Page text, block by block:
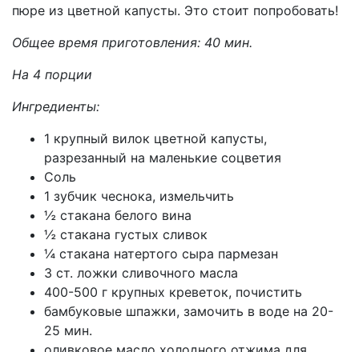
пюре из цветной капусты. Это стоит попробовать!
Общее время приготовления: 40 мин.
На 4 порции
Ингредиенты:
1 крупный вилок цветной капусты,
разрезанный на маленькие соцветия
Соль
1 зубчик чеснока, измельчить
½ стакана белого вина
½ стакана густых сливок
¼ стакана натертого сыра пармезан
3 ст. ложки сливочного масла
400-500 г крупных креветок, почистить
бамбуковые шпажки, замочить в воде на 20-
25 мин.